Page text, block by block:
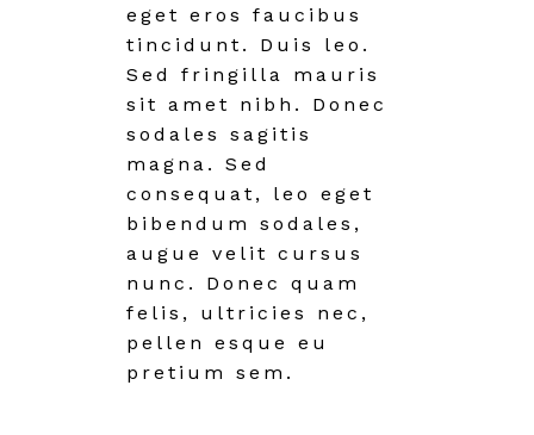
eget eros faucibus
tincidunt. Duis leo.
Sed fringilla mauris
sit amet nibh. Donec
sodales sagitis
magna. Sed
consequat, leo eget
bibendum sodales,
augue velit cursus
nunc. Donec quam
felis, ultricies nec,
pellen esque eu
pretium sem.